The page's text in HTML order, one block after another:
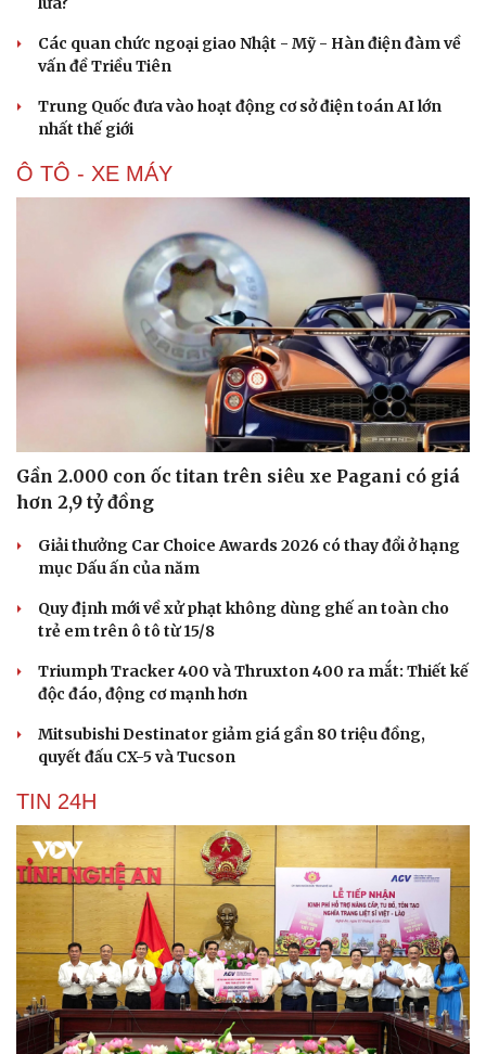
Du lịch
check-in
Podcast
Câu chuyện thời sự
Đọc truyện đêm khuya
Cửa sổ tình yêu
Kể chuyện cho bé
Hạt giống tâm hồn
Các quan chức ngoại giao Nhật - Mỹ - Hàn điện đàm về
vấn đề Triều Tiên
Trung Quốc đưa vào hoạt động cơ sở điện toán AI lớn
nhất thế giới
Ô TÔ - XE MÁY
Gần 2.000 con ốc titan trên siêu xe Pagani có giá
hơn 2,9 tỷ đồng
Giải thưởng Car Choice Awards 2026 có thay đổi ở hạng
mục Dấu ấn của năm
Quy định mới về xử phạt không dùng ghế an toàn cho
trẻ em trên ô tô từ 15/8
Triumph Tracker 400 và Thruxton 400 ra mắt: Thiết kế
độc đáo, động cơ mạnh hơn
Mitsubishi Destinator giảm giá gần 80 triệu đồng,
quyết đấu CX-5 và Tucson
TIN 24H